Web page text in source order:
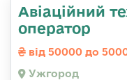
Авіаційний
оператор
від 50000 до
Ужгород